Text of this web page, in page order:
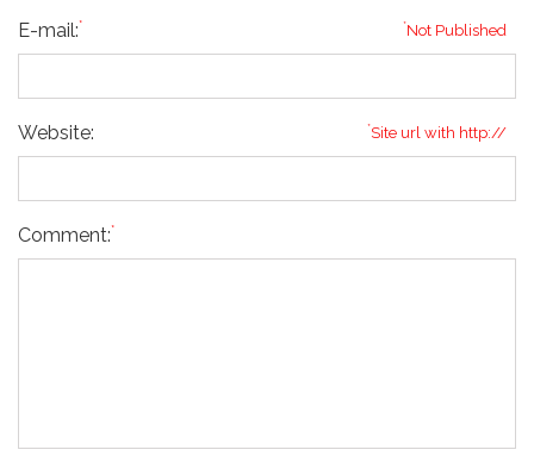
E-mail:* *Not Published
Website: *Site url with http://
Comment:*